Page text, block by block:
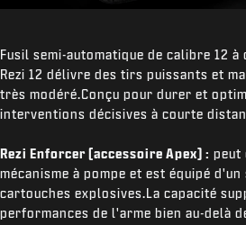
Fusil semi-automatique de calibre 12
Rezi 12 délivre des tirs puissants et
très modéré.Conçu pour durer et
interventions décisives à courte
Rezi Enforcer (accessoire Apex) : peut
mécanisme à pompe et est équipé
cartouches explosives.La capacité
performances de l'arme bien au-delà